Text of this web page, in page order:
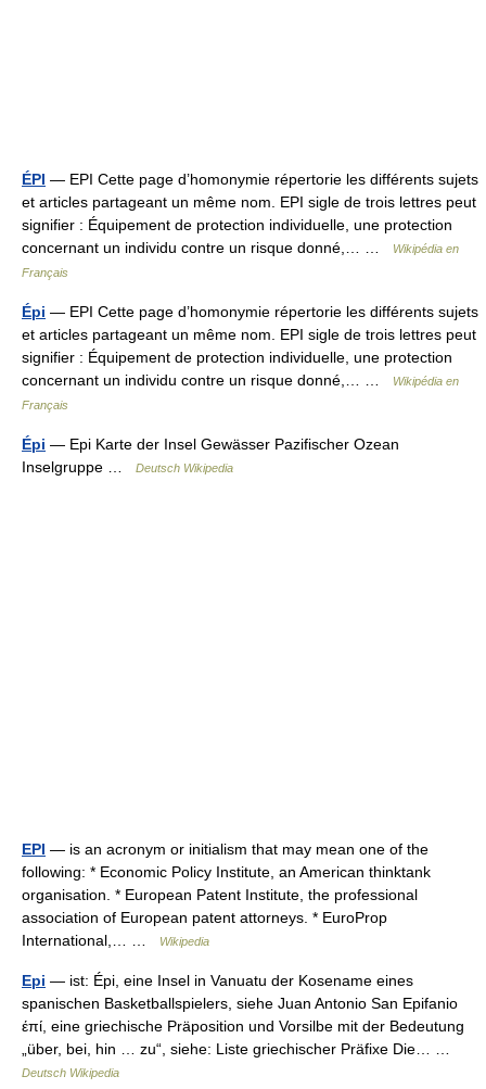
ÉPI — EPI Cette page d’homonymie répertorie les différents sujets
et articles partageant un même nom. EPI sigle de trois lettres peut
signifier : Équipement de protection individuelle, une protection
concernant un individu contre un risque donné,… …
Wikipédia en
Français
Épi — EPI Cette page d’homonymie répertorie les différents sujets
et articles partageant un même nom. EPI sigle de trois lettres peut
signifier : Équipement de protection individuelle, une protection
concernant un individu contre un risque donné,… …
Wikipédia en
Français
Épi — Epi Karte der Insel Gewässer Pazifischer Ozean
Inselgruppe …
Deutsch Wikipedia
EPI — is an acronym or initialism that may mean one of the
following: * Economic Policy Institute, an American thinktank
organisation. * European Patent Institute, the professional
association of European patent attorneys. * EuroProp
International,… …
Wikipedia
Epi — ist: Épi, eine Insel in Vanuatu der Kosename eines
spanischen Basketballspielers, siehe Juan Antonio San Epifanio
έπί, eine griechische Präposition und Vorsilbe mit der Bedeutung
„über, bei, hin … zu“, siehe: Liste griechischer Präfixe Die… …
Deutsch Wikipedia